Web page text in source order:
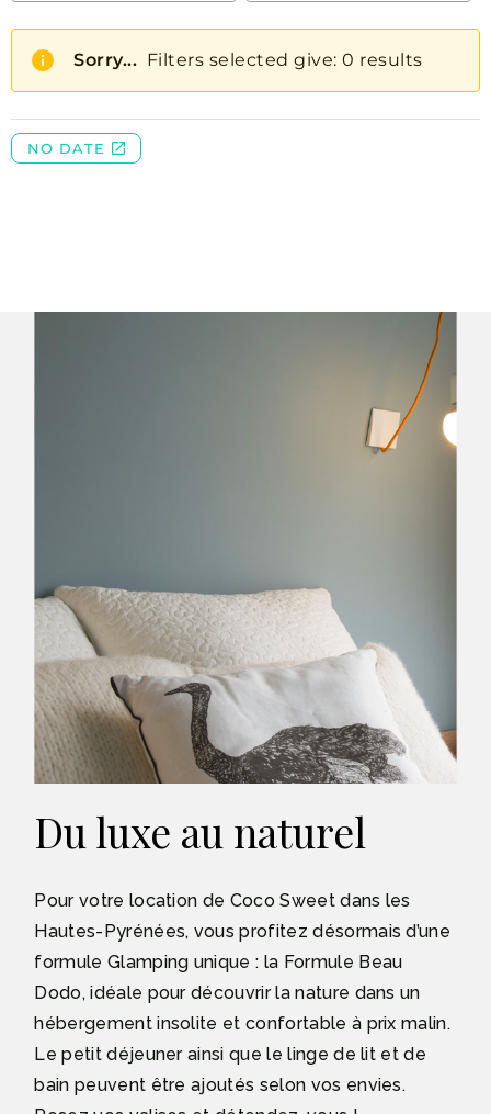
Du luxe au naturel
Pour votre location de Coco Sweet dans les
Hautes-Pyrénées, vous profitez désormais d’une
formule Glamping unique : la Formule Beau
Dodo, idéale pour découvrir la nature dans un
hébergement insolite et confortable à prix malin.
Le petit déjeuner ainsi que le linge de lit et de
bain peuvent être ajoutés selon vos envies.